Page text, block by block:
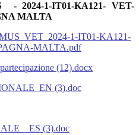
- 2024-1-IT01-KA121- VET-
MALTA
1-IT01-KA121-
MALTA.pdf
(12).docx
(3).doc
(3).doc